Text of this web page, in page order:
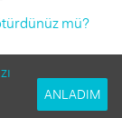
mü?
nedeni 4 Yanıt
ANLADIM